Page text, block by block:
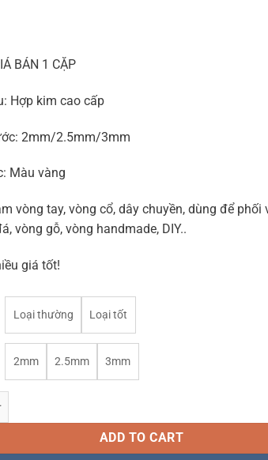
BÁN 1 CẶP
Hợp kim cao cấp
2mm/2.5mm/3mm
Màu vàng
vòng tay, vòng cổ, dây chuyền, dùng để phối
vòng gỗ, vòng handmade, DIY..
giá tốt!
Loại thường Loại tốt
2mm 2.5mm 3mm
chốt 2 đầu dây H078 có thể điều chỉnh quantity
ADD TO CART